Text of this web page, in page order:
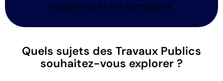
expérience et vos formations.
Quels sujets des Travaux Publics
souhaitez-vous explorer ?